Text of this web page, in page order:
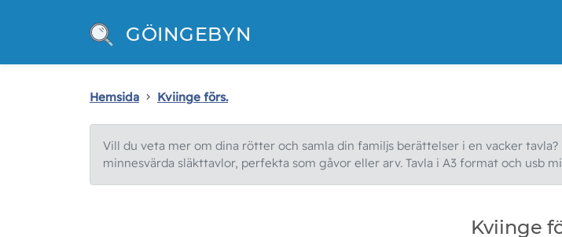
GÖINGEBYN
Hemsida Kviinge förs.
Vill du veta mer om dina rötter och samla din familjs berättelser i en vacker
minnesvärda släkttavlor, perfekta som gåvor eller arv. Tavla i A3 format och usb
Kviinge